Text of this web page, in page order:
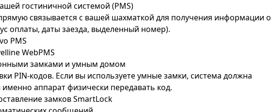
гостиничной системой (PMS)
связывается с вашей шахматкой для получения информации о
оплаты, даты заезда, выделенный номер).
PMS
WebPMS
замками и умным домом
PIN-кодов. Если вы используете умные замки, система должна
аппарат физически передавать код.
замков SmartLock